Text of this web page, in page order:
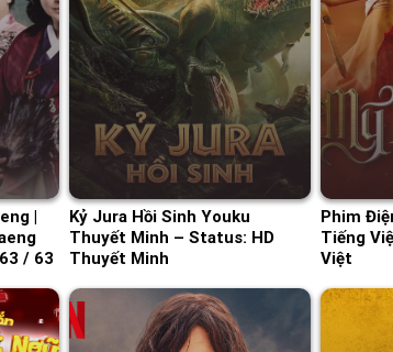
|
/ 63
Kỷ Jura Hồi Sinh Youku
Thuyết Minh – Status: HD
Thuyết Minh
Phim
Tiếng
Việt